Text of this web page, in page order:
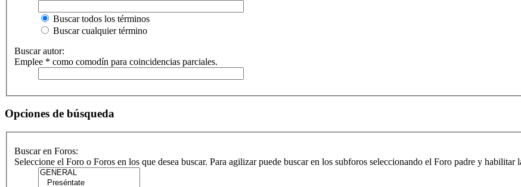
Buscar todos los términos
Buscar cualquier término
Buscar autor:
Emplee * como comodín para coincidencias parciales.
Opciones de búsqueda
Buscar en Foros:
Seleccione el Foro o Foros en los que desea buscar. Para agilizar puede buscar en los subforos seleccionando el Foro padre y